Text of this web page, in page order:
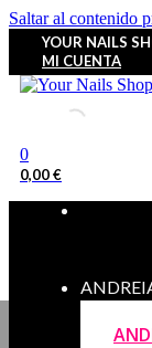
Saltar al contenido
YOUR NAILS
MI CUENTA
0
0,00€